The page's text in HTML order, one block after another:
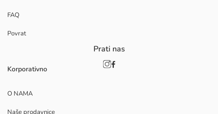
FAQ
Povrat
Korporativno
O NAMA
Naše prodavnice
Prati nas